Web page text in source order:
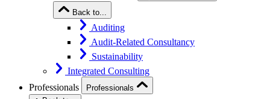
Back to...
Auditing
Audit-Related Consultancy
Sustainability
Integrated Consulting
Professionals
Professionals